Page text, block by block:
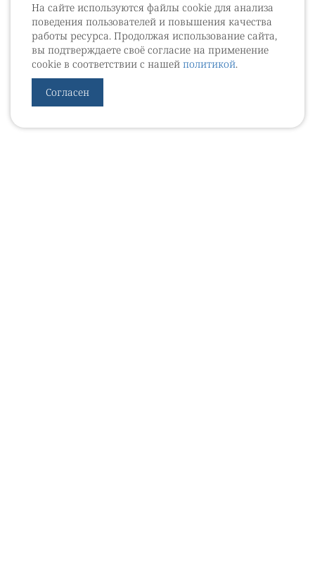
На сайте используются файлы cookie для анализа
поведения пользователей и повышения качества
работы ресурса. Продолжая использование сайта,
вы подтверждаете своё согласие на применение
cookie в соответствии с нашей политикой.
Согласен